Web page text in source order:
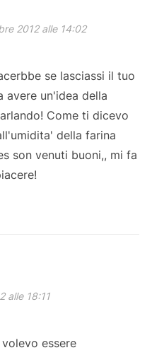
2012 alle 14:02
se lasciassi il tuo
avere un'idea della
Come ti dicevo
della farina
son venuti buoni,, mi fa
alle 18:11
essere